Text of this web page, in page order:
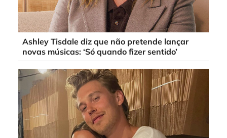
Ashley Tisdale diz que não pretende lançar
novas músicas: ‘Só quando fizer sentido’